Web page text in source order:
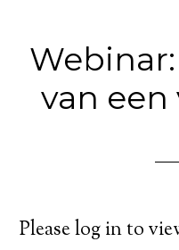
van een
Please log in to